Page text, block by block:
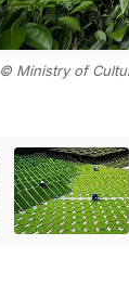
© Ministry of